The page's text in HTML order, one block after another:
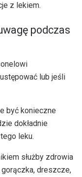
z lekiem.
podczas
lub jeśli
być konieczne
dokładnie
leku.
służby zdrowia
dreszcze,